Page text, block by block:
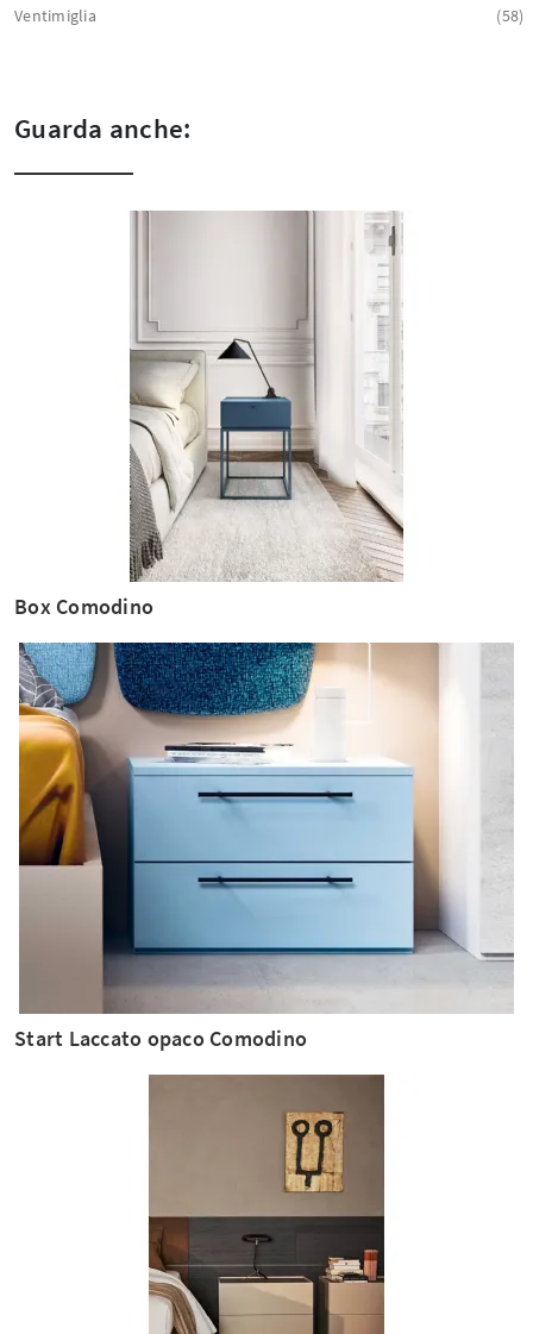
Ventimiglia 58
Guarda anche:
Box Comodino
Start Laccato opaco Comodino